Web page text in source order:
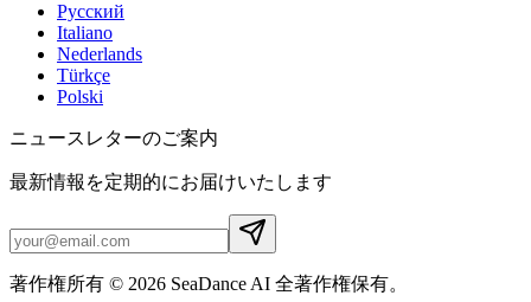
Русский
Italiano
Nederlands
Türkçe
Polski
ニュースレターのご案内
最新情報を定期的にお届けいたします
著作権所有 © 2026 SeaDance AI 全著作権保有。